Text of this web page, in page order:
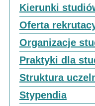
Kierunki
Oferta
Organizacje
Praktyki dla
Struktura
Stypendia